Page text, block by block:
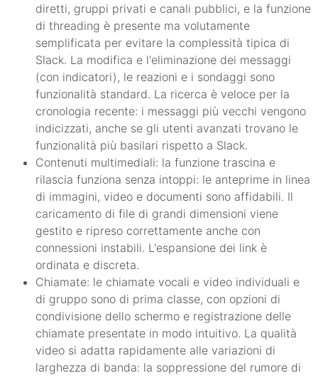
diretti, gruppi privati e canali pubblici, e la funzione
di threading è presente ma volutamente
semplificata per evitare la complessità tipica di
Slack. La modifica e l'eliminazione dei messaggi
(con indicatori), le reazioni e i sondaggi sono
funzionalità standard. La ricerca è veloce per la
cronologia recente: i messaggi più vecchi vengono
indicizzati, anche se gli utenti avanzati trovano le
funzionalità più basilari rispetto a Slack.
Contenuti multimediali: la funzione trascina e
rilascia funziona senza intoppi: le anteprime in linea
di immagini, video e documenti sono affidabili. Il
caricamento di file di grandi dimensioni viene
gestito e ripreso correttamente anche con
connessioni instabili. L'espansione dei link è
ordinata e discreta.
Chiamate: le chiamate vocali e video individuali e
di gruppo sono di prima classe, con opzioni di
condivisione dello schermo e registrazione delle
chiamate presentate in modo intuitivo. La qualità
video si adatta rapidamente alle variazioni di
larghezza di banda: la soppressione del rumore di